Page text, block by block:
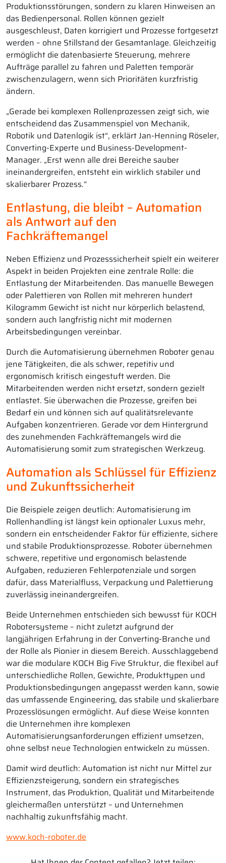
Produktionsstörungen, sondern zu klaren Hinweisen an
das Bedienpersonal. Rollen können gezielt
ausgeschleust, Daten korrigiert und Prozesse fortgesetzt
werden – ohne Stillstand der Gesamtanlage. Gleichzeitig
ermöglicht die datenbasierte Steuerung, mehrere
Aufträge parallel zu fahren und Paletten temporär
zwischenzulagern, wenn sich Prioritäten kurzfristig
ändern.
„Gerade bei komplexen Rollenprozessen zeigt sich, wie
entscheidend das Zusammenspiel von Mechanik,
Robotik und Datenlogik ist“, erklärt Jan-Henning Röseler,
Converting-Experte und Business-Development-
Manager. „Erst wenn alle drei Bereiche sauber
ineinandergreifen, entsteht ein wirklich stabiler und
skalierbarer Prozess.“
Entlastung, die bleibt – Automation
als Antwort auf den
Fachkräftemangel
Neben Effizienz und Prozesssicherheit spielt ein weiterer
Aspekt in beiden Projekten eine zentrale Rolle: die
Entlastung der Mitarbeitenden. Das manuelle Bewegen
oder Palettieren von Rollen mit mehreren hundert
Kilogramm Gewicht ist nicht nur körperlich belastend,
sondern auch langfristig nicht mit modernen
Arbeitsbedingungen vereinbar.
Durch die Automatisierung übernehmen Roboter genau
jene Tätigkeiten, die als schwer, repetitiv und
ergonomisch kritisch eingestuft werden. Die
Mitarbeitenden werden nicht ersetzt, sondern gezielt
entlastet. Sie überwachen die Prozesse, greifen bei
Bedarf ein und können sich auf qualitätsrelevante
Aufgaben konzentrieren. Gerade vor dem Hintergrund
des zunehmenden Fachkräftemangels wird die
Automatisierung somit zum strategischen Werkzeug.
Automation als Schlüssel für Effizienz
und Zukunftssicherheit
Die Beispiele zeigen deutlich: Automatisierung im
Rollenhandling ist längst kein optionaler Luxus mehr,
sondern ein entscheidender Faktor für effiziente, sichere
und stabile Produktionsprozesse. Roboter übernehmen
schwere, repetitive und ergonomisch belastende
Aufgaben, reduzieren Fehlerpotenziale und sorgen
dafür, dass Materialfluss, Verpackung und Palettierung
zuverlässig ineinandergreifen.
Beide Unternehmen entschieden sich bewusst für KOCH
Robotersysteme – nicht zuletzt aufgrund der
langjährigen Erfahrung in der Converting-Branche und
der Rolle als Pionier in diesem Bereich. Ausschlaggebend
war die modulare KOCH Big Five Struktur, die flexibel auf
unterschiedliche Rollen, Gewichte, Produkttypen und
Produktionsbedingungen angepasst werden kann, sowie
das umfassende Engineering, das stabile und skalierbare
Prozesslösungen ermöglicht. Auf diese Weise konnten
die Unternehmen ihre komplexen
Automatisierungsanforderungen effizient umsetzen,
ohne selbst neue Technologien entwickeln zu müssen.
Damit wird deutlich: Automation ist nicht nur Mittel zur
Effizienzsteigerung, sondern ein strategisches
Instrument, das Produktion, Qualität und Mitarbeitende
gleichermaßen unterstützt – und Unternehmen
nachhaltig zukunftsfähig macht.
www.koch-roboter.de